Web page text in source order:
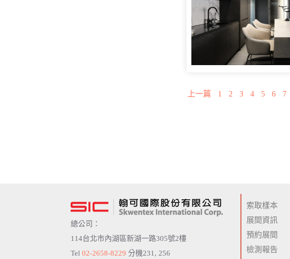
上一篇 1 2 3 4 5 6 7
總公司：
114台北市內湖區新湖一路305號2樓
Tel02-2658-8229 分機231, 256
索取樣本
展間資訊
預約展間
檢測報告